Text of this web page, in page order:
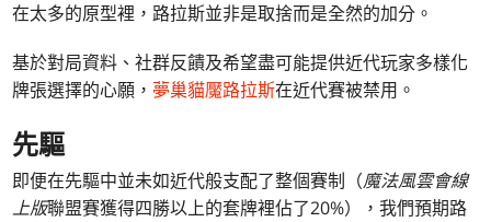
在太多的原型裡，路拉斯並非是取捨而是全然的加分。
基於對局資料、社群反饋及希望盡可能提供近代玩家多樣化
牌張選擇的心願， 夢巢貓魘路拉斯在近代賽被禁用。
先驅
即便在先驅中並未如近代般支配了整個賽制（魔法風雲會線
上版聯盟賽獲得四勝以上的套牌裡佔了20%），我們預期路